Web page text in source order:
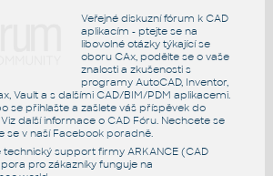
Veřejné diskuzní fórum k CAD
aplikacím - ptejte se na
libovolné otázky týkající se
oboru CAx, podělte se o vaše
znalosti a zkušenosti s
programy AutoCAD, Inventor,
Vault a s dalšími CAD/BIM/PDM aplikacemi.
se přihlašte a zašlete váš příspěvek do
další informace o CAD Fóru. Nechcete se
se v naší Facebook poradně.
support firmy ARKANCE (CAD
pro zákazníky funguje na